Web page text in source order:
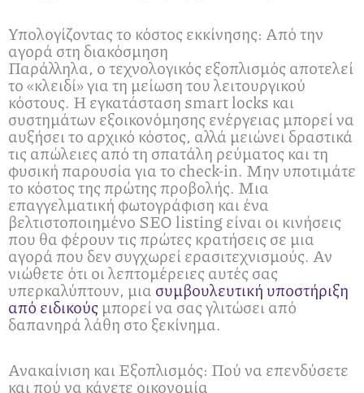
Υπολογίζοντας το κόστος εκκίνησης: Από την
αγορά στη διακόσμηση
Παράλληλα, ο τεχνολογικός εξοπλισμός αποτελεί
το «κλειδί» για τη μείωση του λειτουργικού
κόστους. Η εγκατάσταση smart locks και
συστημάτων εξοικονόμησης ενέργειας μπορεί να
αυξήσει το αρχικό κόστος, αλλά μειώνει δραστικά
τις απώλειες από τη σπατάλη ρεύματος και τη
φυσική παρουσία για το check-in. Μην υποτιμάτε
το κόστος της πρώτης προβολής. Μια
επαγγελματική φωτογράφιση και ένα
βελτιστοποιημένο SEO listing είναι οι κινήσεις
που θα φέρουν τις πρώτες κρατήσεις σε μια
αγορά που δεν συγχωρεί ερασιτεχνισμούς. Αν
νιώθετε ότι οι λεπτομέρειες αυτές σας
υπερκαλύπτουν, μιασυμβουλευτική υποστήριξη
από ειδικούς μπορεί να σας γλιτώσει από
δαπανηρά λάθη στο ξεκίνημα.
Ανακαίνιση και Εξοπλισμός: Πού να επενδύσετε
και πού να κάνετε οικονομία